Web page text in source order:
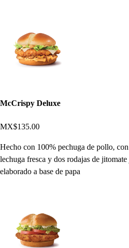
McCrispy Deluxe
MX$135.00
Hecho con 100% pechuga de pollo,
lechuga fresca y dos rodajas de
elaborado a base de papa